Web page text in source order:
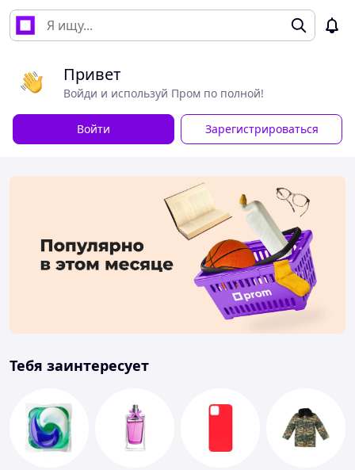
Привет
Войди и используй Пром по полной!
Войти Зарегистрироваться
Тебя заинтересует